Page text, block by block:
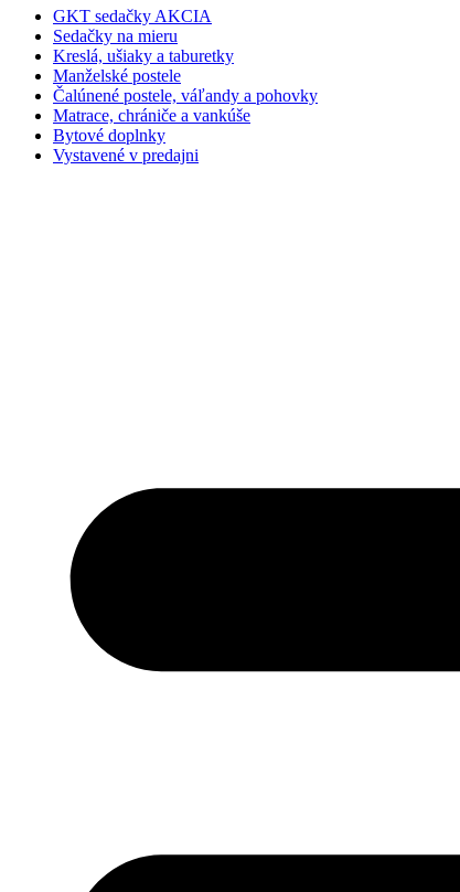
GKT sedačky AKCIA
Sedačky na mieru
Kreslá, ušiaky a taburetky
Manželské postele
Čalúnené postele, váľandy a pohovky
Matrace, chrániče a vankúše
Bytové doplnky
Vystavené v predajni